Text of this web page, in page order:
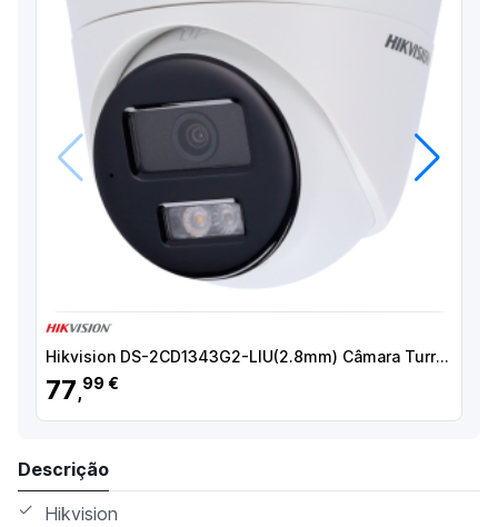
Anterior Próximo
Hikvision DS-2CD1343G2-LIU(2.8mm) Câmara Turret IP, 4 MP, 2.8 mm, 30 m, PoE, IP67, Áudio, WDR (120 dB), Branco - 6931847188986
77,99 €
Descrição
Hikvision